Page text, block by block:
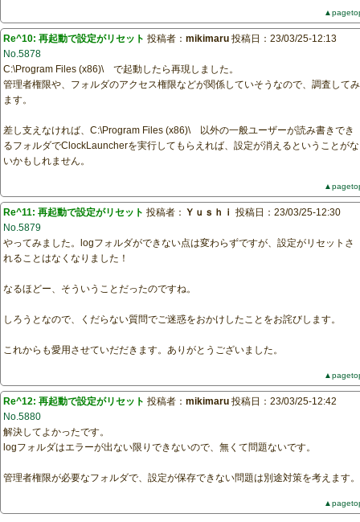
Re^10: 再起動で設定がリセット 投稿者： mikimaru 投稿日：23/03/25-12:13
No.5878
C:\Program Files (x86)\ で起動したら再現しました。
管理者権限や、フォルダのアクセス権限などが関係していそうなので、調査してみ
ます。
差し支えなければ、C:\Program Files (x86)\ 以外の一般ユーザーが読み書きでき
るフォルダでClockLauncherを実行してもらえれば、設定が消えるということがな
いかもしれません。
Re^11: 再起動で設定がリセット 投稿者： Ｙｕｓｈｉ 投稿日：23/03/25-12:30
No.5879
やってみました。logフォルダができない点は変わらずですが、設定がリセットさ
れることはなくなりました！
なるほどー、そういうことだったのですね。
しろうとなので、くだらない質問でご迷惑をおかけしたことをお詫びします。
これからも愛用させていだだきます。ありがとうございました。
Re^12: 再起動で設定がリセット 投稿者： mikimaru 投稿日：23/03/25-12:42
No.5880
解決してよかったです。
logフォルダはエラーが出ない限りできないので、無くて問題ないです。
管理者権限が必要なフォルダで、設定が保存できない問題は別途対策を考えます。